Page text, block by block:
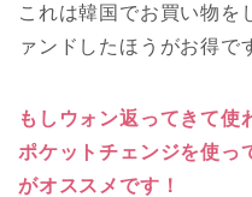
これは韓国でお買い物を
ァンドしたほうがお得で
もしウォン返ってきて使
ポケットチェンジを使
がオススメです！